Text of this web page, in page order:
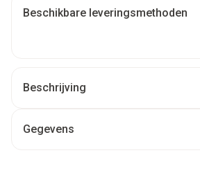
Beschikbare leveringsmethoden
Beschrijving
Gegevens